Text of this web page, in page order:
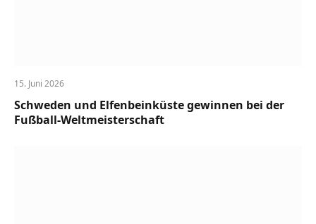
15. Juni 2026
Schweden und Elfenbeinküste gewinnen bei der
Fußball-Weltmeisterschaft